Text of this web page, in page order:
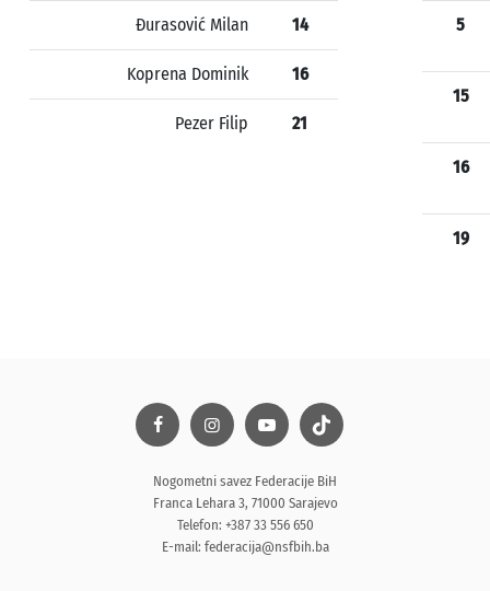
Đurasović Milan 14
Koprena Dominik 16
Pezer Filip 21
5
15
16
19
Nogometni savez Federacije BiH
Franca Lehara 3, 71000 Sarajevo
Telefon: +387 33 556 650
E-mail: federacija@nsfbih.ba